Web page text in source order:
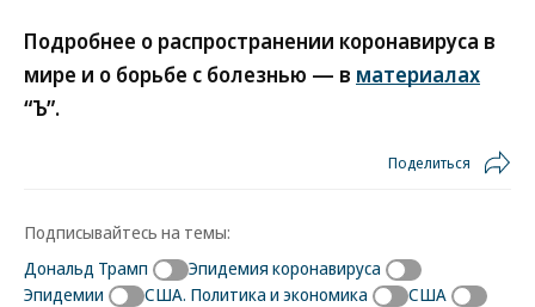
Подробнее о распространении коронавируса в
мире и о борьбе с болезнью — в материалах
“Ъ”.
Поделиться
Подписывайтесь на темы:
Дональд Трамп
Эпидемия коронавируса
Эпидемии
США. Политика и экономика США